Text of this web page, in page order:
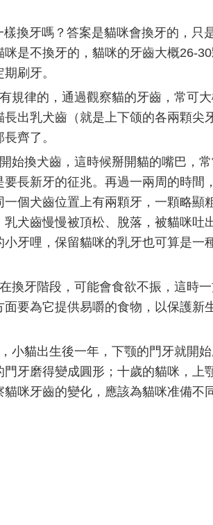
換牙嗎？答案是貓咪會換牙的，只
是不換牙的，貓咪的牙齒大概26-
刷牙。
律的，通過觀察貓的牙齒，常可
出乳犬齒（就是上下颌的各兩顆尖
齊了。
換犬齒，這時候掰開貓的嘴巴，常
長新牙的征兆。再過一兩周的時間
個犬齒位置上有兩顆牙，一顆略顯
犬齒慢慢被頂松、脫落，被貓咪吐
牙哩，保留貓咪的乳牙也可算是一
牙階段，可能會食欲不振，這時
要為它提供易嚼的食物，以保護新
貓出生後一年，下颚的門牙就開始
牙磨得變成圓形；十歲的貓咪，上
咪牙齒的變化，應該為貓咪准備不